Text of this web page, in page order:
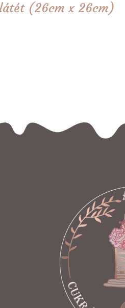
(26cm x 26cm)